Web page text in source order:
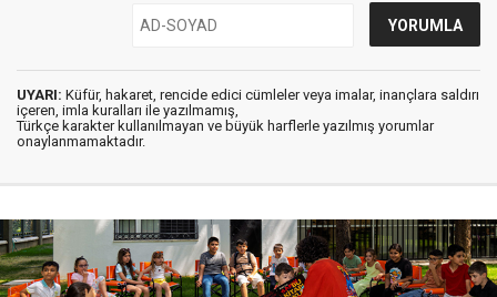
UYARI: Küfür, hakaret, rencide edici cümleler veya imalar, inançlara saldırı
içeren, imla kuralları ile yazılmamış,
Türkçe karakter kullanılmayan ve büyük harflerle yazılmış yorumlar
onaylanmamaktadır.